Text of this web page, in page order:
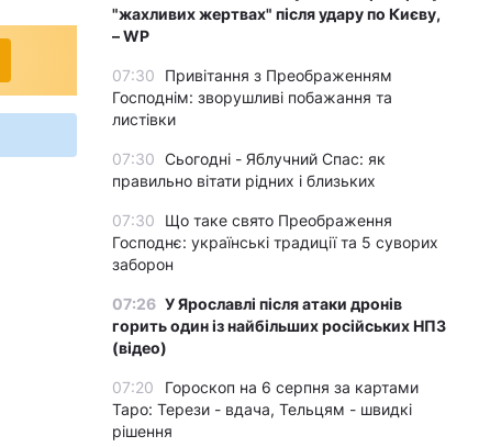
"жахливих жертвах" після удару по Києву,
– WP
07:30
Привітання з Преображенням
Господнім: зворушливі побажання та
листівки
07:30 Сьогодні - Яблучний Спас: як
правильно вітати рідних і близьких
07:30
Що таке свято Преображення
Господнє: українські традиції та 5 суворих
заборон
07:26 У Ярославлі після атаки дронів
горить один із найбільших російських НПЗ
(відео)
07:20
Гороскоп на 6 серпня за картами
Таро: Терези - вдача, Тельцям - швидкі
рішення